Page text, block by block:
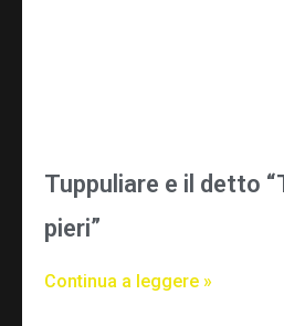
Tuppuliare e il detto
pieri”
Continua a leggere »